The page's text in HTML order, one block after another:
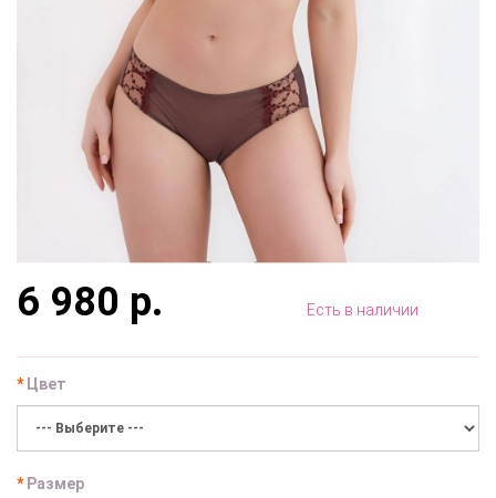
6 980 р. Есть в наличии
Цвет
Размер